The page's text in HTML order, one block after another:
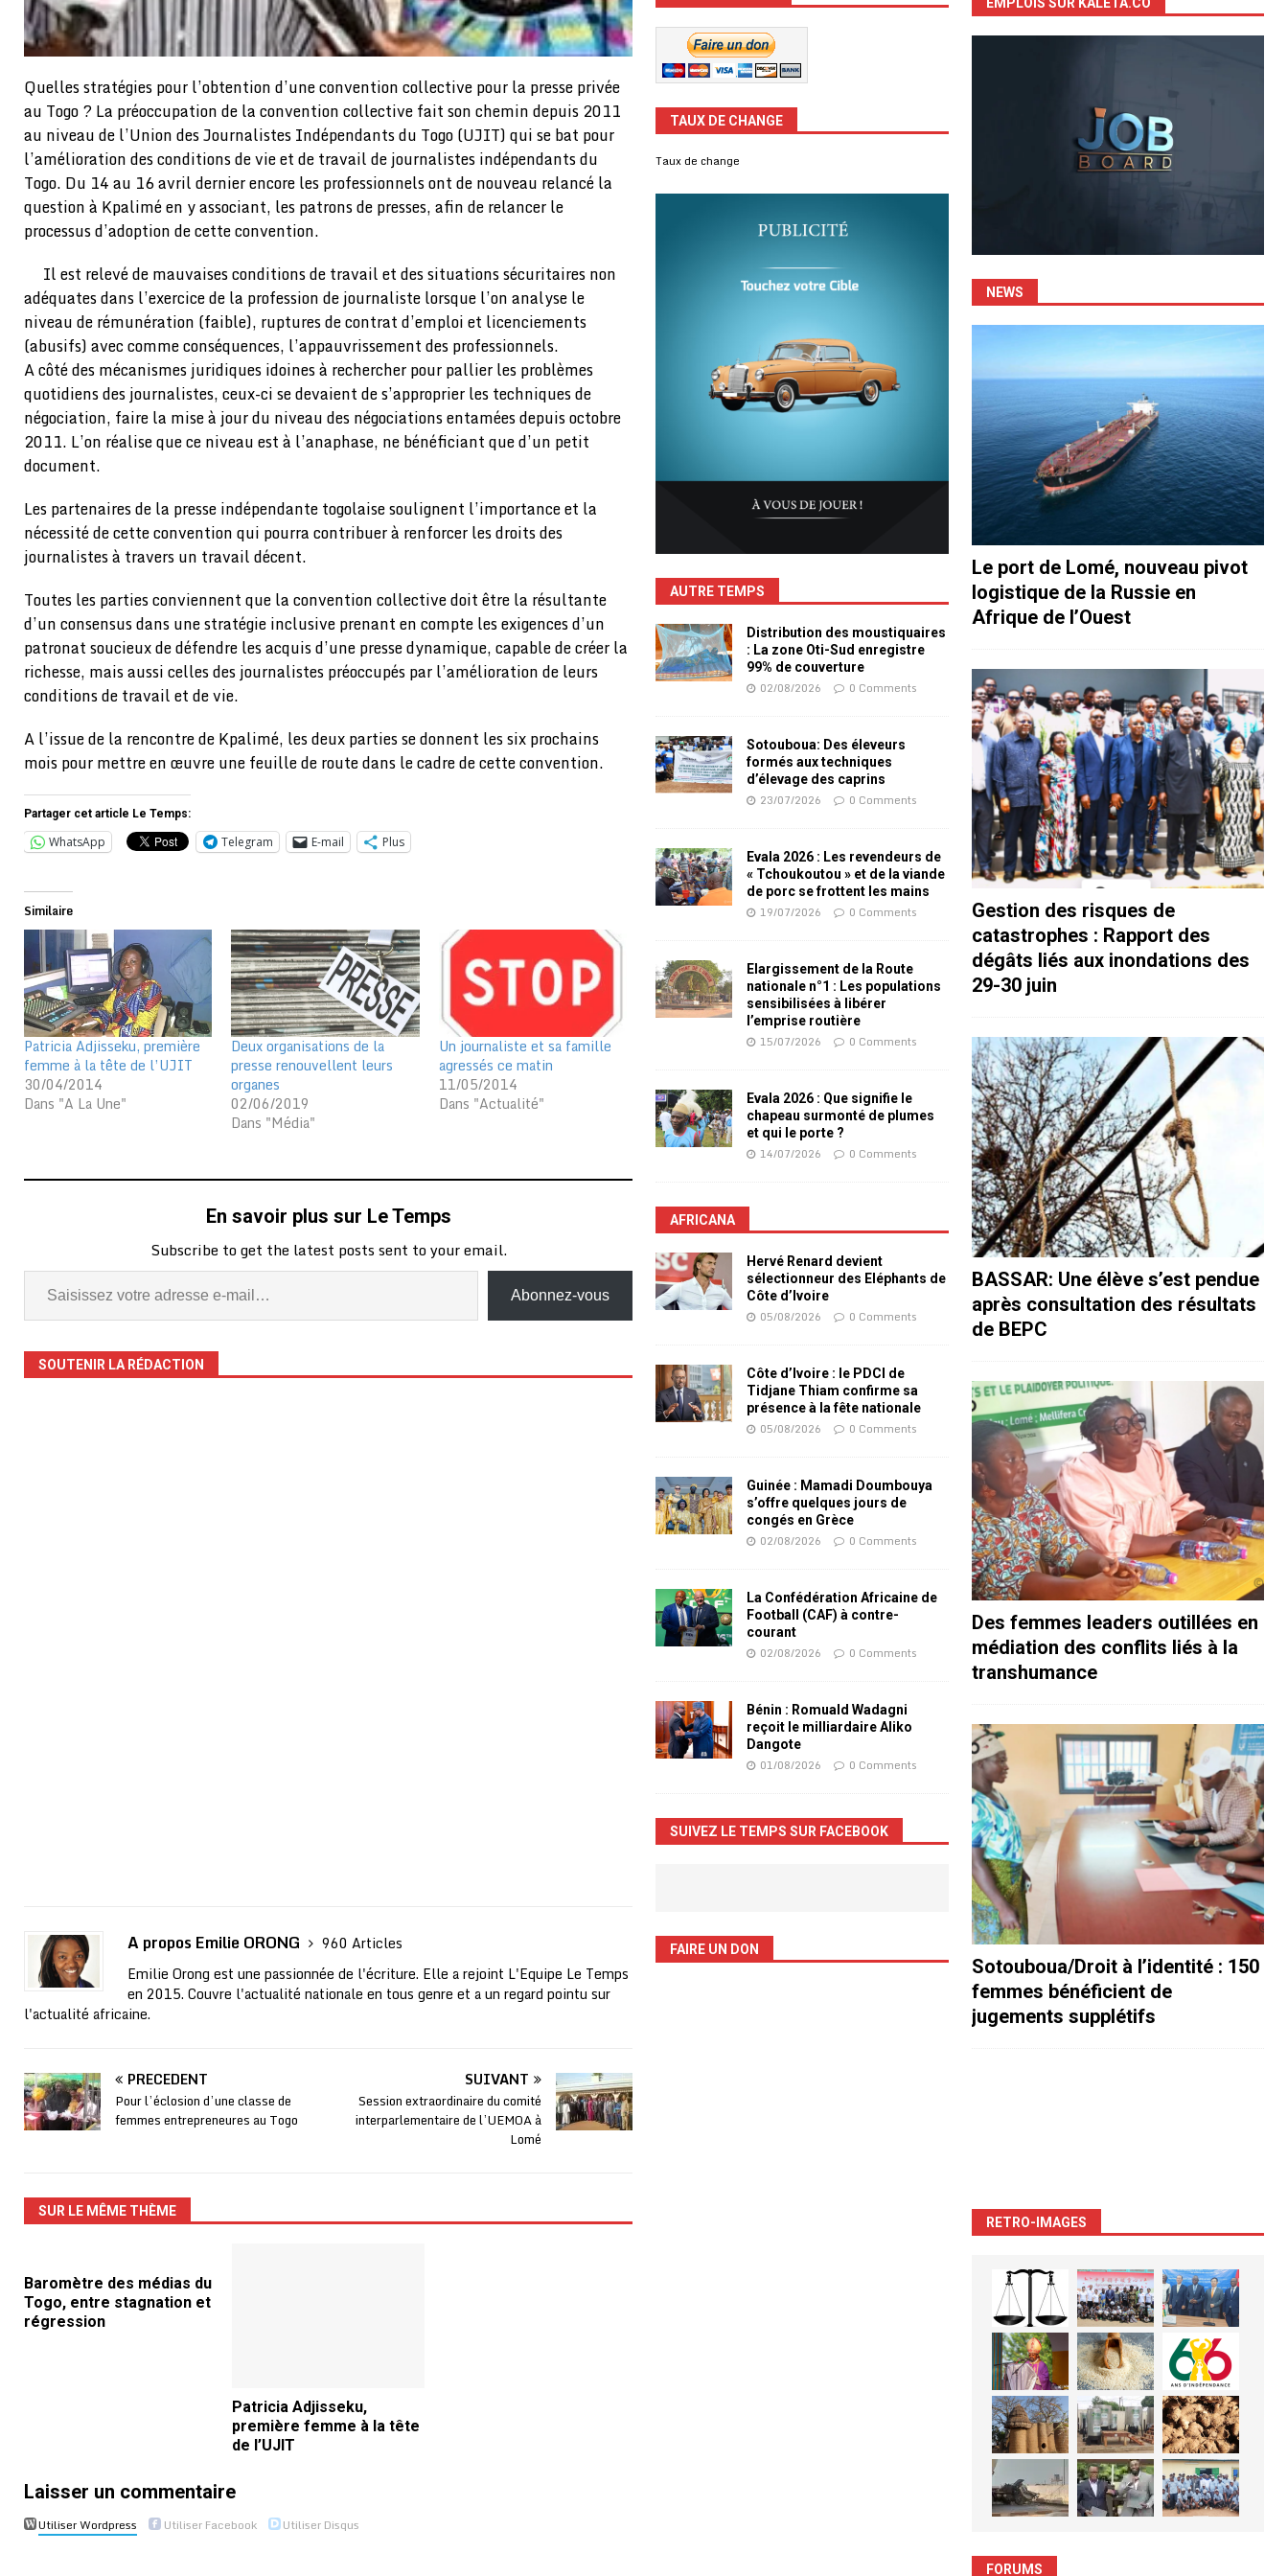
Quelles stratégies pour l’obtention d’une convention collective pour la presse privée
au Togo ? La préoccupation de la convention collective fait son chemin depuis 2011
au niveau de l’Union des Journalistes Indépendants du Togo (UJIT) qui se bat pour
l’amélioration des conditions de vie et de travail de journalistes indépendants du
Togo. Du 14 au 16 avril dernier encore les professionnels ont de nouveau relancé la
question à Kpalimé en y associant, les patrons de presses, afin de relancer le
processus d’adoption de cette convention.
Il est relevé de mauvaises conditions de travail et des situations sécuritaires non
adéquates dans l’exercice de la profession de journaliste lorsque l’on analyse le
niveau de rémunération (faible), ruptures de contrat d’emploi et licenciements
(abusifs) avec comme conséquences, l’appauvrissement des professionnels.
A côté des mécanismes juridiques idoines à rechercher pour pallier les problèmes
quotidiens des journalistes, ceux-ci se devaient de s’approprier les techniques de
négociation, faire la mise à jour du niveau des négociations entamées depuis octobre
2011. L’on réalise que ce niveau est à l’anaphase, ne bénéficiant que d’un petit
document.
Les partenaires de la presse indépendante togolaise soulignent l’importance et la
nécessité de cette convention qui pourra contribuer à renforcer les droits des
journalistes à travers un travail décent.
Toutes les parties conviennent que la convention collective doit être la résultante
d’un consensus dans une stratégie inclusive prenant en compte les exigences d’un
patronat soucieux de défendre les acquis d’une presse dynamique, capable de créer la
richesse, mais aussi celles des journalistes préoccupés par l’amélioration de leurs
conditions de travail et de vie.
A l’issue de la rencontre de Kpalimé, les deux parties se donnent les six prochains
mois pour mettre en œuvre une feuille de route dans le cadre de cette convention.
Partager cet article Le Temps:
WhatsApp Telegram E-mail Plus
Similaire
Patricia Adjisseku, première
femme à la tête de l’UJIT
30/04/2014
Dans "A La Une"
Deux organisations de la
presse renouvellent leurs
organes
02/06/2019
Dans "Média"
Un journaliste et sa famille
agressés ce matin
11/05/2014
Dans "Actualité"
En savoir plus sur Le Temps
Subscribe to get the latest posts sent to your email.
Abonnez-vous
SOUTENIR LA RÉDACTION
A propos Emilie ORONG
960 Articles
Emilie Orong est une passionnée de l'écriture. Elle a rejoint L'Equipe Le Temps
en 2015. Couvre l'actualité nationale en tous genre et a un regard pointu sur
l'actualité africaine.
PRÉCÉDENT
Pour l’éclosion d’une classe de
femmes entrepreneures au Togo
SUIVANT
Session extraordinaire du comité
interparlementaire de l’UEMOA à
Lomé
SUR LE MÊME THÈME
Baromètre des médias du
Togo, entre stagnation et
régression
Patricia Adjisseku,
première femme à la tête
de l’UJIT
Laisser un commentaire
Utiliser Wordpress Utiliser Facebook Utiliser Disqus
TAUX DE CHANGE
Taux de change
AUTRE TEMPS
Distribution des moustiquaires
: La zone Oti-Sud enregistre
99% de couverture
02/08/2026 0 Comments
Sotouboua: Des éleveurs
formés aux techniques
d’élevage des caprins
23/07/2026 0 Comments
Evala 2026 : Les revendeurs de
« Tchoukoutou » et de la viande
de porc se frottent les mains
19/07/2026 0 Comments
Elargissement de la Route
nationale n°1 : Les populations
sensibilisées à libérer
l’emprise routière
15/07/2026 0 Comments
Evala 2026 : Que signifie le
chapeau surmonté de plumes
et qui le porte ?
14/07/2026 0 Comments
AFRICANA
Hervé Renard devient
sélectionneur des Eléphants de
Côte d’Ivoire
05/08/2026 0 Comments
Côte d’Ivoire : le PDCI de
Tidjane Thiam confirme sa
présence à la fête nationale
05/08/2026 0 Comments
Guinée : Mamadi Doumbouya
s’offre quelques jours de
congés en Grèce
02/08/2026 0 Comments
La Confédération Africaine de
Football (CAF) à contre-
courant
02/08/2026 0 Comments
Bénin : Romuald Wadagni
reçoit le milliardaire Aliko
Dangote
01/08/2026 0 Comments
SUIVEZ LE TEMPS SUR FACEBOOK
FAIRE UN DON
NEWS
Le port de Lomé, nouveau pivot
logistique de la Russie en
Afrique de l’Ouest
Gestion des risques de
catastrophes : Rapport des
dégâts liés aux inondations des
29-30 juin
BASSAR: Une élève s’est pendue
après consultation des résultats
de BEPC
Des femmes leaders outillées en
médiation des conflits liés à la
transhumance
Sotouboua/Droit à l’identité : 150
femmes bénéficient de
jugements supplétifs
RETRO-IMAGES
FORUMS